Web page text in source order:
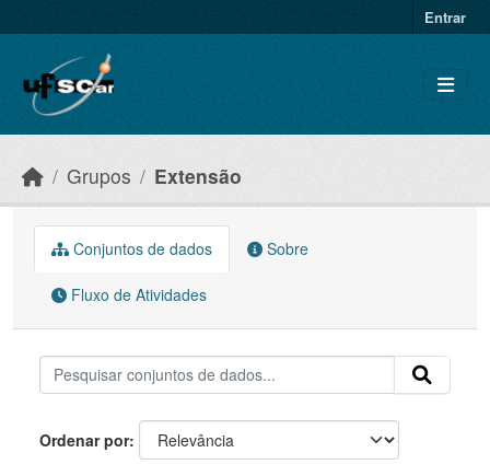
Entrar
Grupos Extensão
Conjuntos de dados Sobre
Fluxo de Atividades
Ordenar por